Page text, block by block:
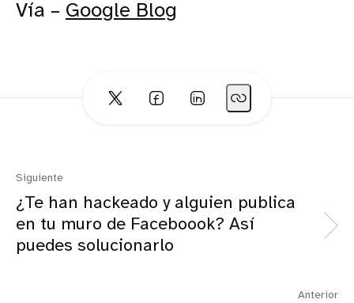
Vía – Google Blog
Siguiente
¿Te han hackeado y alguien publica
en tu muro de Faceboook? Así
puedes solucionarlo
Anterior